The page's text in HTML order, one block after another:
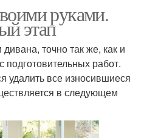
руками.
этап
точно так же, как и
подготовительных работ.
удалить все износившиеся
в следующем